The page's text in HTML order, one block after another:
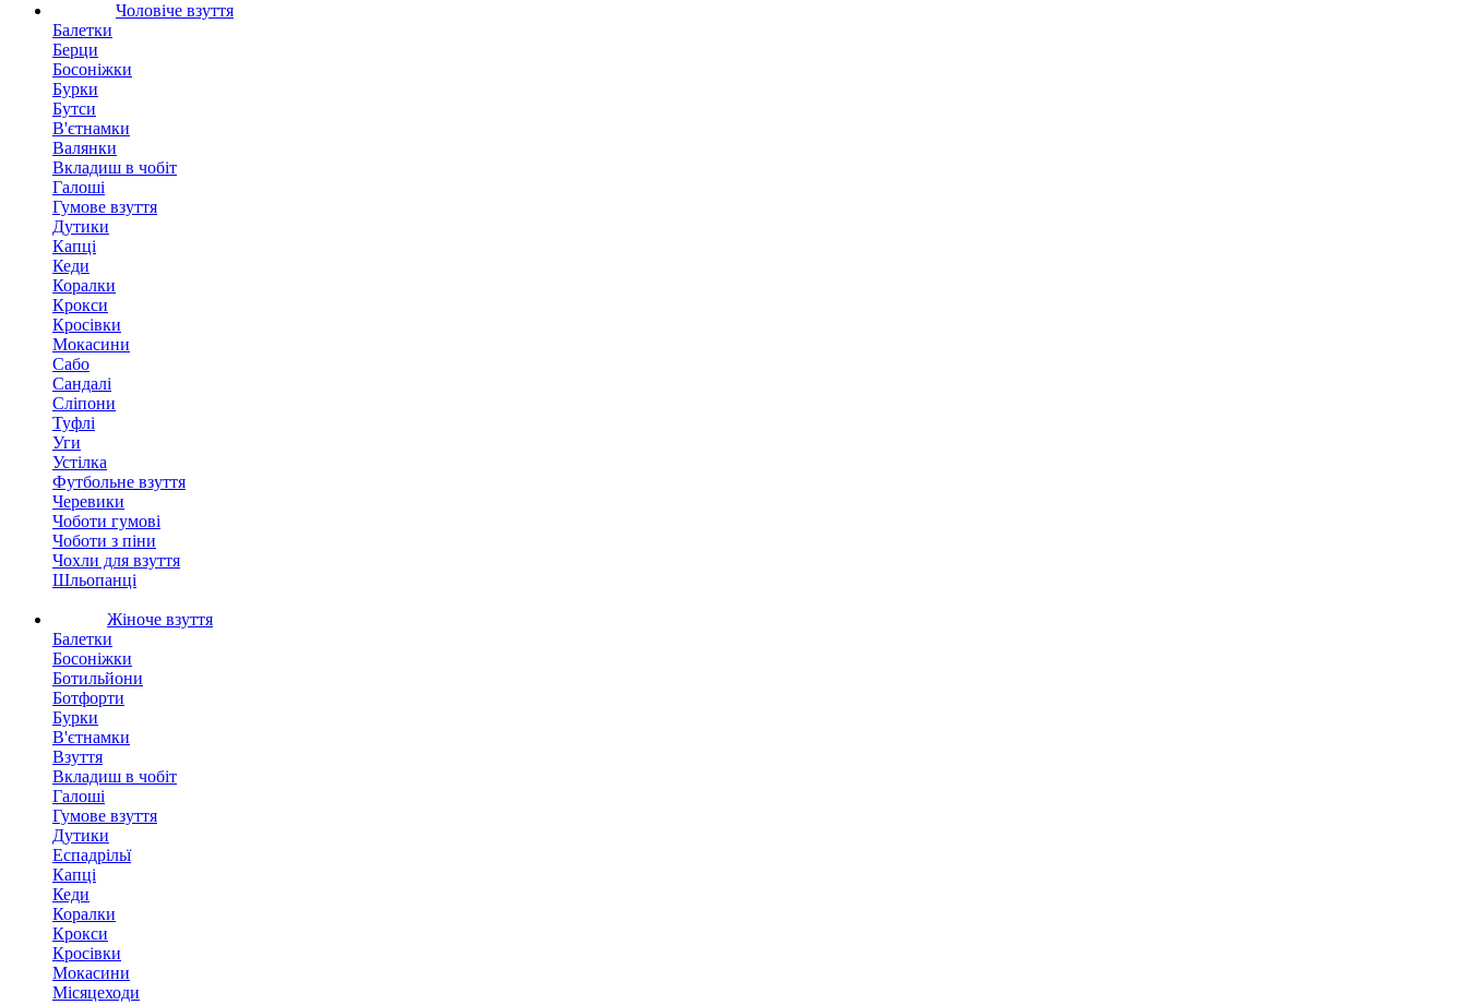
Чоловіче взуття
Балетки
Берци
Босоніжки
Бурки
Бутси
В'єтнамки
Валянки
Вкладиш в чобіт
Галоші
Гумове взуття
Дутики
Капці
Кеди
Коралки
Крокси
Кросівки
Мокасини
Сабо
Сандалі
Сліпони
Туфлі
Уги
Устілка
Футбольне взуття
Черевики
Чоботи гумові
Чоботи з піни
Чохли для взуття
Шльопанці
Жіноче взуття
Балетки
Босоніжки
Ботильйони
Ботфорти
Бурки
В'єтнамки
Взуття
Вкладиш в чобіт
Галоші
Гумове взуття
Дутики
Еспадрільї
Капці
Кеди
Коралки
Крокси
Кросівки
Мокасини
Місяцеходи